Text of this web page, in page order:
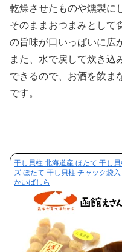
乾燥させたものや燻製に
そのままおつまみとして
の旨味が口いっぱいに広
また、水で戻して炊き込
できるので、お酒を飲ま
です。
干し貝柱 北海道産 ほたて 干し
ズ ほたて 干し貝柱 チャック袋
かいばしら